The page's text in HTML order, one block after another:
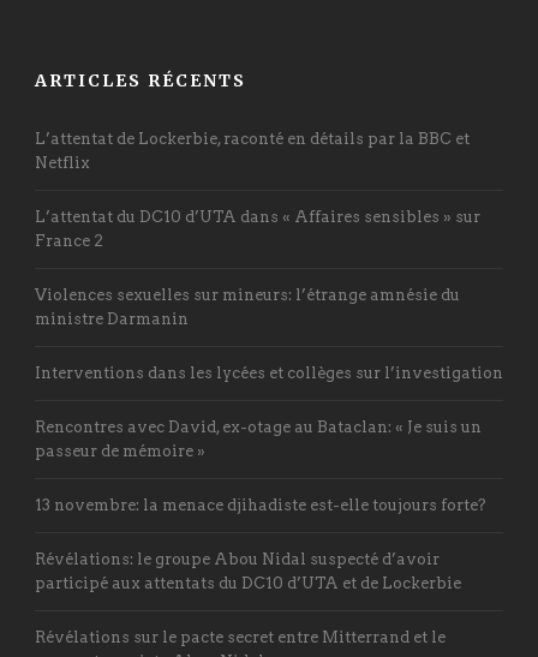
ARTICLES RÉCENTS
L’attentat de Lockerbie, raconté en détails par la BBC et
Netflix
L’attentat du DC10 d’UTA dans « Affaires sensibles » sur
France 2
Violences sexuelles sur mineurs: l’étrange amnésie du
ministre Darmanin
Interventions dans les lycées et collèges sur l’investigation
Rencontres avec David, ex-otage au Bataclan: « Je suis un
passeur de mémoire »
13 novembre: la menace djihadiste est-elle toujours forte?
Révélations: le groupe Abou Nidal suspecté d’avoir
participé aux attentats du DC10 d’UTA et de Lockerbie
Révélations sur le pacte secret entre Mitterrand et le